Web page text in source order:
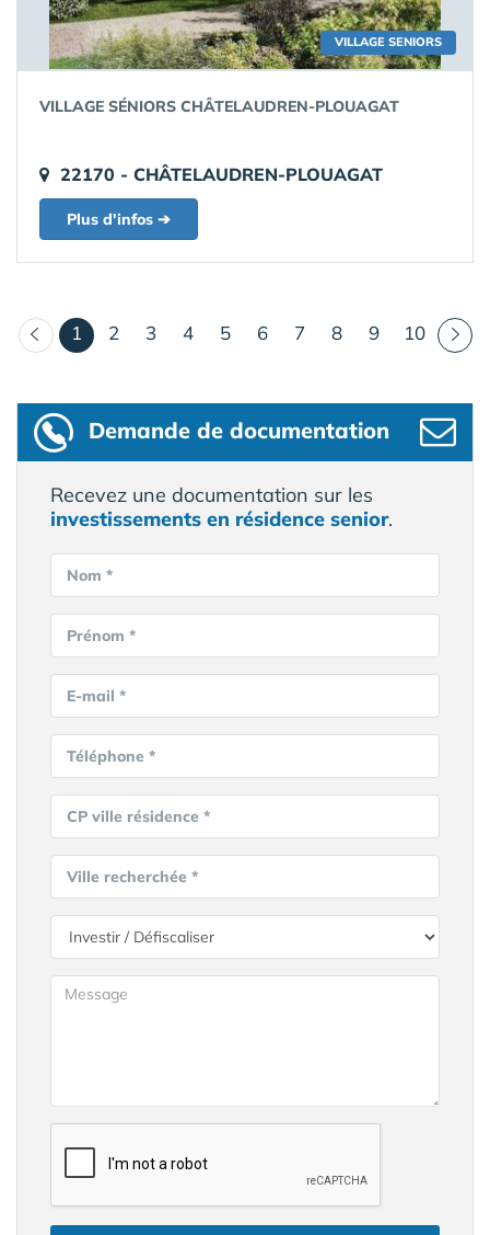
VILLAGE SENIORS
VILLAGE SÉNIORS CHÂTELAUDREN-PLOUAGAT
22170 - CHÂTELAUDREN-PLOUAGAT
Plus d'infos ➔
1 (courant)
2 3 4 5 6 7 8 9 10
Demande de documentation
Recevez une documentation sur les
investissements en résidence senior.
Nom *
Prénom *
E-mail *
Téléphone *
CP ville résidence *
Ville recherchée *